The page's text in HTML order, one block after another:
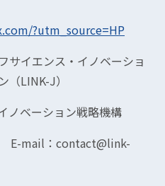
?utm_source=HP
サイエンス・イノベーショ
（LINK-J）
ノベーション戦略機構
E-mail：contact@link-